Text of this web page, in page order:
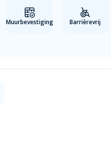
Muurbevestiging Barrièrevrij